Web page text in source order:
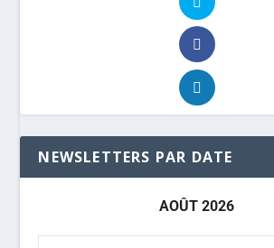
NEWSLETTERS PAR DATE
AOÛT 2026